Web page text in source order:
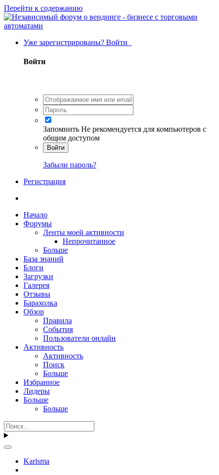
Перейти к содержанию
Уже зарегистрированы? Войти
Войти
Запомнить Не рекомендуется для компьютеров с
общим доступом
Войти
Забыли пароль?
Регистрация
Начало
Форумы
Ленты моей активности
Непрочитанное
Больше
База знаний
Блоги
Загрузки
Галерея
Отзывы
Барахолка
Обзор
Правила
События
Пользователи онлайн
Активность
Активность
Поиск
Больше
Избранное
Лидеры
Больше
Больше
Karisma